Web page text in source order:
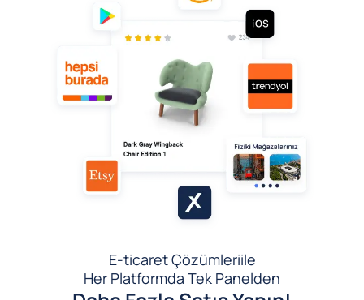
E-ticaret Çözümleriile
Her Platformda Tek Panelden